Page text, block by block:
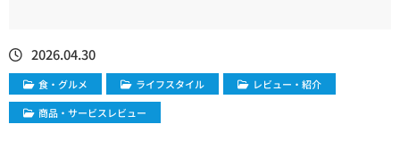
2026.04.30
​食・グルメ ライフスタイル
レビュー・紹介
商品・サービスレビュー